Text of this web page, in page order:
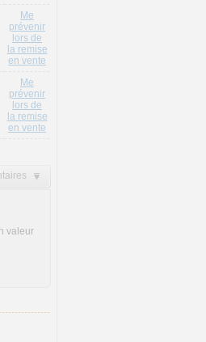
Me
prévenir
lors de
la remise
en vente
Me
prévenir
lors de
la remise
en vente
valeur